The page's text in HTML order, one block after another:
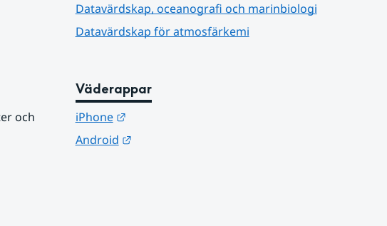
Datavärdskap, oceanografi och marinbiologi
Datavärdskap för atmosfärkemi
och
Väderappar
iPhone
Länk till annan webbplats.
Android
Länk till annan webbplats.